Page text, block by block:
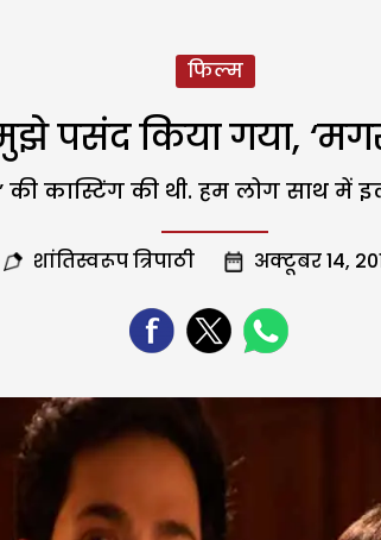
फिल्म
पसंद किया गया,
कास्टिंग की थी. हम लोग साथ में
शांतिस्वरूप त्रिपाठी अक्टूबर 14,